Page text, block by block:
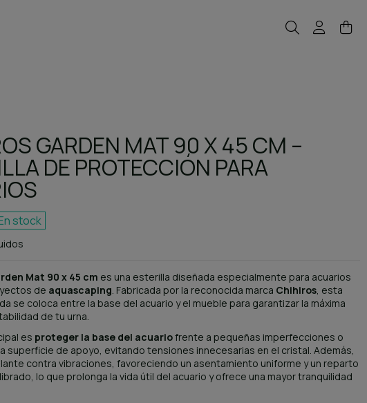
GARDEN MAT 90 X 45 CM –
DE PROTECCIÓN PARA
stock
Mat 90 x 45 cm es una esterilla diseñada especialmente para acuarios
de aquascaping . Fabricada por la reconocida marca Chihiros, esta
se coloca entre la base del acuario y el mueble para garantizar la máxima
de tu urna.
es proteger la base del acuariofrente a pequeñas imperfecciones o
superficie de apoyo, evitando tensiones innecesarias en el cristal. Además,
contra vibraciones, favoreciendo un asentamiento uniforme y un reparto
lo que prolonga la vida útil del acuario y ofrece una mayor tranquilidad